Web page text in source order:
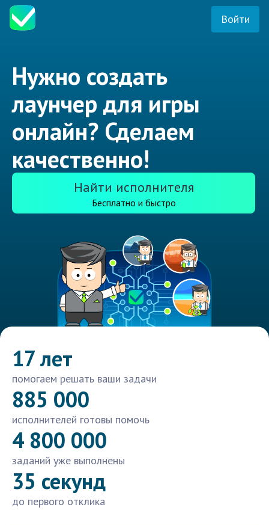
Войти
Нужно создать
лаунчер для игры
онлайн? Сделаем
качественно!
Найти исполнителя
Бесплатно и быстро
17 лет
помогаем решать ваши задачи
885 000
исполнителей готовы помочь
4 800 000
заданий уже выполнены
35 секунд
до первого отклика